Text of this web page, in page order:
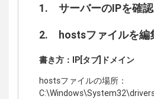
1. サーバーのIPを確認
2. hostsファイルを編
書き方：IP[タブ]ドメイン
hostsファイルの場所：